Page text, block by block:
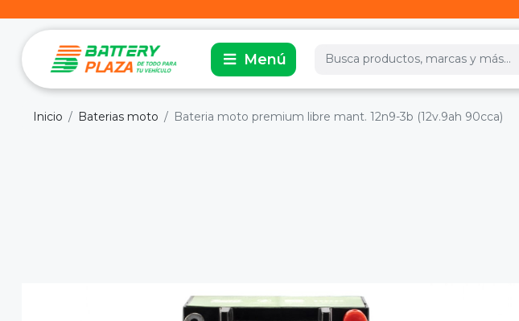
Inicio Baterias moto Bateria moto premium libre mant. 12n9-3b (12v.9ah 90cca)